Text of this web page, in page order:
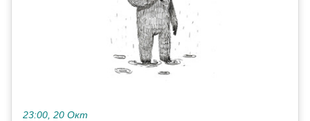
23:00, 20 Окт